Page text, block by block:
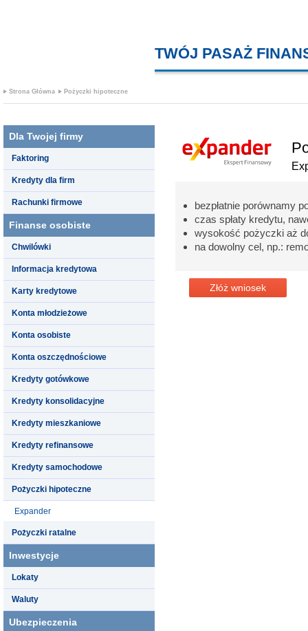
TWÓJ PASAŻ
Strona Główna Pożyczki hipoteczne
Dla Twojej firmy
Faktoring
Kredyty dla firm
Rachunki firmowe
Finanse osobiste
Chwilówki
Informacja kredytowa
Karty kredytowe
Konta młodzieżowe
Konta osobiste
Konta oszczędnościowe
Kredyty gotówkowe
Kredyty konsolidacyjne
Kredyty mieszkaniowe
Kredyty refinansowe
Kredyty samochodowe
Pożyczki hipoteczne
Expander
Pożyczki ratalne
Inwestycje
Lokaty
Waluty
Ubezpieczenia
bezpłatnie porównamy
czas spłaty kredytu,
wysokość pożyczki aż
na dowolny cel, np.:
Złóż wniosek